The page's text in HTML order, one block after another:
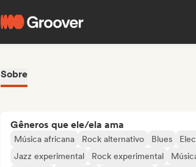
Sobre
Gêneros que ele/ela ama
Música africana Rock alternativo Blues
Jazz experimental
Rock experimental